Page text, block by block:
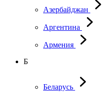
Азербайджан
Аргентина
Армения
Б
Беларусь